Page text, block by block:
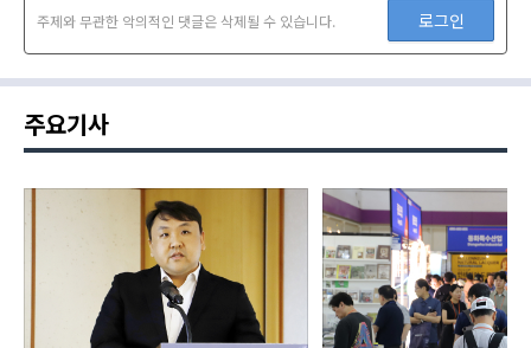
주제와 무관한 악의적인 댓글은 삭제될 수 있습니다. 로그인
주요기사